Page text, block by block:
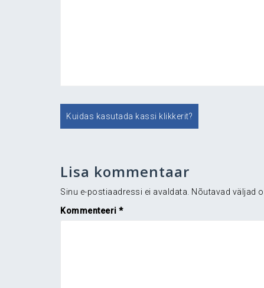
Navigeerimine
Kuidas kasutada kassi klikkerit?
Lisa kommentaar
Sinu e-postiaadressi ei avaldata. Nõutavad väljad
Kommenteeri *